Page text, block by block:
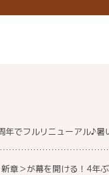
年でフルリニューアル♪暑
章＞が幕を開ける！4年